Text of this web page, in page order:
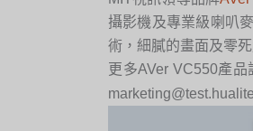
攝影機及專業級喇叭
術，細膩的畫面及零
更多AVer VC550產